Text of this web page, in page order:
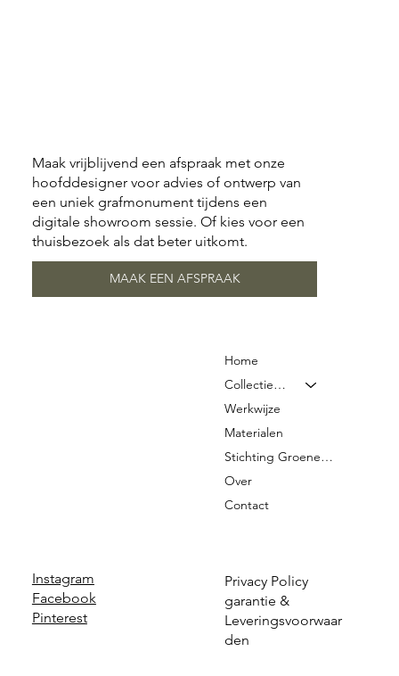
Instagram
Facebook
Pinterest
Privacy Policy
garantie &
Leveringsvoorwaar
den
Home
Collectie & Prijzen
Werkwijze
Materialen
Stichting Groene Graven
Over
Contact
Maak vrijblijvend een afspraak met onze
hoofddesigner voor advies of ontwerp van
een uniek grafmonument tijdens een
digitale showroom sessie. Of kies voor een
thuisbezoek als dat beter uitkomt.
MAAK EEN AFSPRAAK